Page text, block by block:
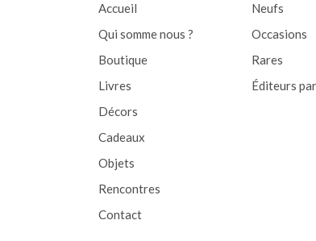
Accueil
Qui somme nous ?
Boutique
Livres
Décors
Cadeaux
Objets
Rencontres
Contact
Neufs
Occasions
Rares
Éditeurs